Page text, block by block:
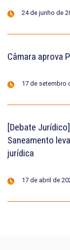
24 de junho de
Câmara aprova
17 de setembro
[Debate
Saneamento
jurídica
17 de abril de